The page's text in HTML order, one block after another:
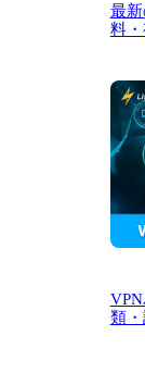
最
料・
類